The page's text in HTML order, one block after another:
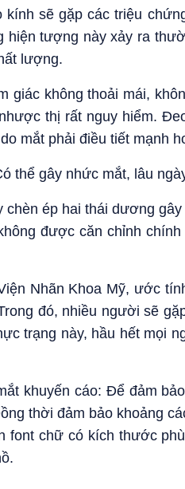
kính sẽ gặp các triệu
tượng này xảy ra
lượng.
giác không thoải mái,
thị rất nguy hiểm.
mắt phải điều tiết mạnh
thể gây nhức mắt, lâu
chèn ép hai thái dương
được căn chỉnh
Nhãn Khoa Mỹ, ước
đó, nhiều người sẽ
trạng này, hầu hết mọi
khuyến cáo: Để đảm
thời đảm bảo khoảng
font chữ có kích thước